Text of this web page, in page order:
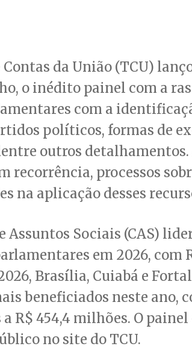
da União (TCU)
o inédito painel com a
com a
políticos, formas de
outros detalhamentos.
recorrência, processos
na aplicação desses
Assuntos Sociais (CAS)
em 2026, com
Brasília, Cuiabá e
beneficiados neste ano,
a R$ 454,4 milhões. O
no site do TCU.